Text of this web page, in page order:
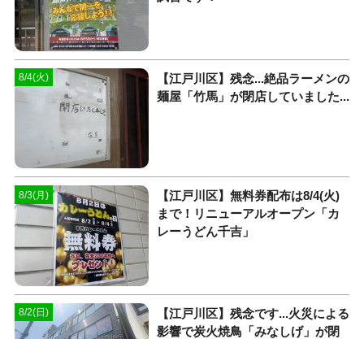
8/4(火)
【江戸川区】残念...絶品ラーメンの
麺屋「竹馬」が閉店していました...
8/3(月)
【江戸川区】無料券配布は8/4(火)
まで！リニューアルオープン「カ
レーうどん千吉」
8/2(日)
【江戸川区】残念です...火災による
影響で炭火焼鳥「みなしげ」が閉